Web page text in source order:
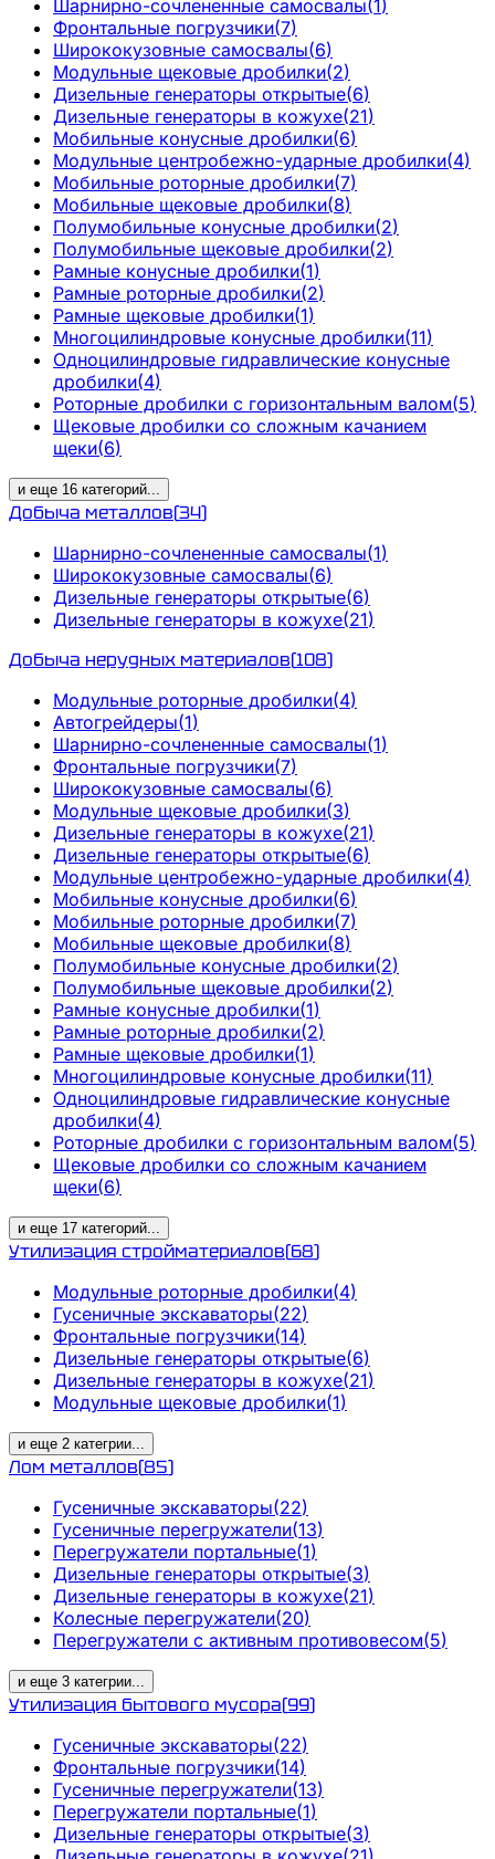
Шарнирно-сочлененные самосвалы(1 )
Фронтальные погрузчики(7)
Ширококузовные самосвалы(6)
Модульные щековые дробилки(2)
Дизельные генераторы открытые(6)
Дизельные генераторы в кожухе(21)
Мобильные конусные дробилки(6)
Модульные центробежно-ударные дробилки(4)
Мобильные роторные дробилки(7)
Мобильные щековые дробилки(8)
Полумобильные конусные дробилки(2)
Полумобильные щековые дробилки(2)
Рамные конусные дробилки(1)
Рамные роторные дробилки(2)
Рамные щековые дробилки(1)
Многоцилиндровые конусные дробилки(11)
Одноцилиндровые гидравлические конусные
дробилки(4)
Роторные дробилки с горизонтальным валом(5)
Щековые дробилки со сложным качанием
щеки(6)
и еще 16 категорий...
Добыча металлов(34)
Шарнирно-сочлененные самосвалы(1)
Ширококузовные самосвалы(6)
Дизельные генераторы открытые(6)
Дизельные генераторы в кожухе(21)
Добыча нерудных материалов(108)
Модульные роторные дробилки(4)
Автогрейдеры(1)
Шарнирно-сочлененные самосвалы(1)
Фронтальные погрузчики(7)
Ширококузовные самосвалы(6)
Модульные щековые дробилки(3)
Дизельные генераторы в кожухе(21)
Дизельные генераторы открытые(6)
Модульные центробежно-ударные дробилки(4)
Мобильные конусные дробилки(6)
Мобильные роторные дробилки(7)
Мобильные щековые дробилки(8)
Полумобильные конусные дробилки(2)
Полумобильные щековые дробилки(2)
Рамные конусные дробилки(1)
Рамные роторные дробилки(2)
Рамные щековые дробилки(1)
Многоцилиндровые конусные дробилки(11)
Одноцилиндровые гидравлические конусные
дробилки(4)
Роторные дробилки с горизонтальным валом(5)
Щековые дробилки со сложным качанием
щеки(6)
и еще 17 категорий...
Утилизация стройматериалов(68)
Модульные роторные дробилки(4)
Гусеничные экскаваторы(22)
Фронтальные погрузчики(14)
Дизельные генераторы открытые(6)
Дизельные генераторы в кожухе(21)
Модульные щековые дробилки(1)
и еще 2 категрии...
Лом металлов(85)
Гусеничные экскаваторы(22)
Гусеничные перегружатели(13)
Перегружатели портальные(1)
Дизельные генераторы открытые(3)
Дизельные генераторы в кожухе(21)
Колесные перегружатели(20)
Перегружатели с активным противовесом(5)
и еще 3 категрии...
Утилизация бытового мусора(99)
Гусеничные экскаваторы(22)
Фронтальные погрузчики(14)
Гусеничные перегружатели(13)
Перегружатели портальные(1)
Дизельные генераторы открытые(3)